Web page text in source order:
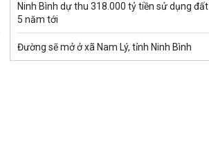
Ninh Bình dự thu 318.000 tỷ tiền sử dụng đất
5 năm tới
Đường sẽ mở ở xã Nam Lý, tỉnh Ninh Bình